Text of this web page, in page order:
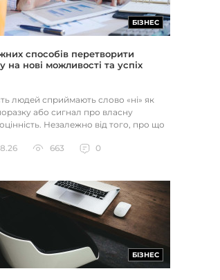
БІЗНЕС
способів перетворити
на нові можливості та успіх
людей сприймають слово «ні» як
або сигнал про власну
Незалежно від того, про що
663 0
БІЗНЕС